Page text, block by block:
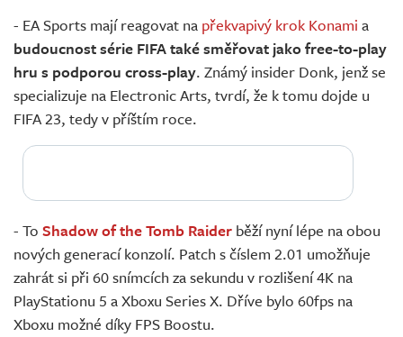
- EA Sports mají reagovat na překvapivý krok Konami a
budoucnost série FIFA také směřovat jako free-to-play
hru s podporou cross-play. Známý insider Donk, jenž se
specializuje na Electronic Arts, tvrdí, že k tomu dojde u
FIFA 23, tedy v příštím roce.
- To Shadow of the Tomb Raider běží nyní lépe na obou
nových generací konzolí. Patch s číslem 2.01 umožňuje
zahrát si při 60 snímcích za sekundu v rozlišení 4K na
PlayStationu 5 a Xboxu Series X. Dříve bylo 60fps na
Xboxu možné díky FPS Boostu.